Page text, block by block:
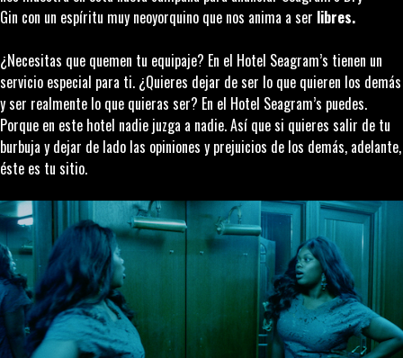
Gin con un espíritu muy neoyorquino que nos anima a ser libres.
¿Necesitas que quemen tu equipaje? En el Hotel Seagram’s tienen un
servicio especial para ti. ¿Quieres dejar de ser lo que quieren los demás
y ser realmente lo que quieras ser? En el Hotel Seagram’s puedes.
Porque en este hotel nadie juzga a nadie. Así que si quieres salir de tu
burbuja y dejar de lado las opiniones y prejuicios de los demás, adelante,
éste es tu sitio.